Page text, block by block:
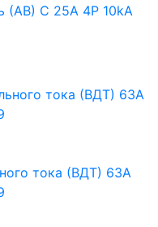
(АВ) C 25A 4P 10kA
тока (ВДТ) 63A